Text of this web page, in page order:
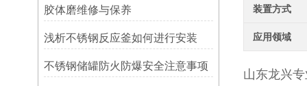
胶体磨维修与保养
浅析不锈钢反应釜如何进行安装
不锈钢储罐防火防爆安全注意事项
装置方式
应用领域
山东龙兴